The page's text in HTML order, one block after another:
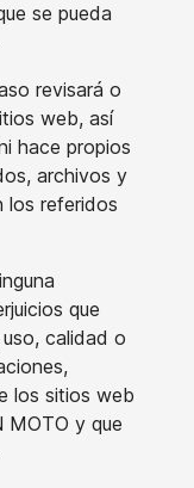
se pueda
revisará o
web, así
hace propios
archivos y
los referidos
que
calidad o
los sitios web
MOTO y que